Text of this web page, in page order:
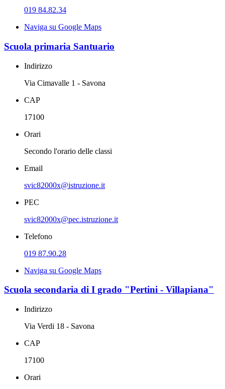
019 84.82.34
Naviga su Google Maps
Scuola primaria Santuario
Indirizzo
Via Cimavalle 1 - Savona
CAP
17100
Orari
Secondo l'orario delle classi
Email
svic82000x@istruzione.it
PEC
svic82000x@pec.istruzione.it
Telefono
019 87.90.28
Naviga su Google Maps
Scuola secondaria di I grado "Pertini - Villapiana"
Indirizzo
Via Verdi 18 - Savona
CAP
17100
Orari